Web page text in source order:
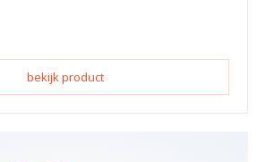
bekijk product